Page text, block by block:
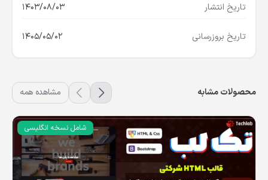
تاریخ انتشار 1403/08/03
تاریخ بروزرسانی 1405/05/02
محصولات مشابه مشاهده همه
شامل نسخه انگلیسی